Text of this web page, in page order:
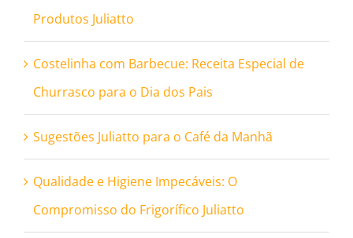
Produtos Juliatto
Costelinha com Barbecue: Receita Especial de
Churrasco para o Dia dos Pais
Sugestões Juliatto para o Café da Manhã
Qualidade e Higiene Impecáveis: O
Compromisso do Frigorífico Juliatto